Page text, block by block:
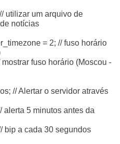
utilizar um arquivo de
notícias
= 2; // fuso horário
fuso horário (Moscou -
// Alertar o servidor através
alerta 5 minutos antes da
bip a cada 30 segundos